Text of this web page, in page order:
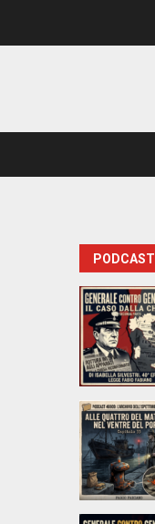
PODCAST